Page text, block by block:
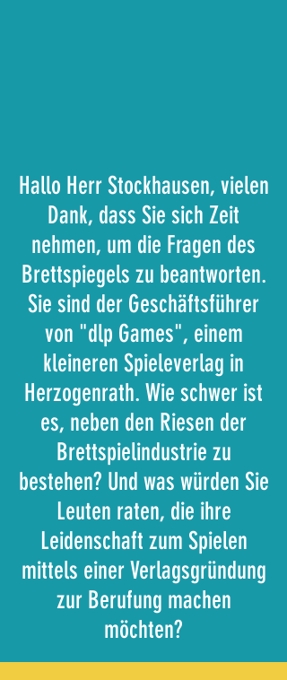
Hallo Herr Stockhausen, vielen
Dank, dass Sie sich Zeit
nehmen, um die Fragen des
Brettspiegels zu beantworten.
Sie sind der Geschäftsführer
von "dlp Games", einem
kleineren Spieleverlag in
Herzogenrath. Wie schwer ist
es, neben den Riesen der
Brettspielindustrie zu
bestehen? Und was würden Sie
Leuten raten, die ihre
Leidenschaft zum Spielen
mittels einer Verlagsgründung
zur Berufung machen
möchten?